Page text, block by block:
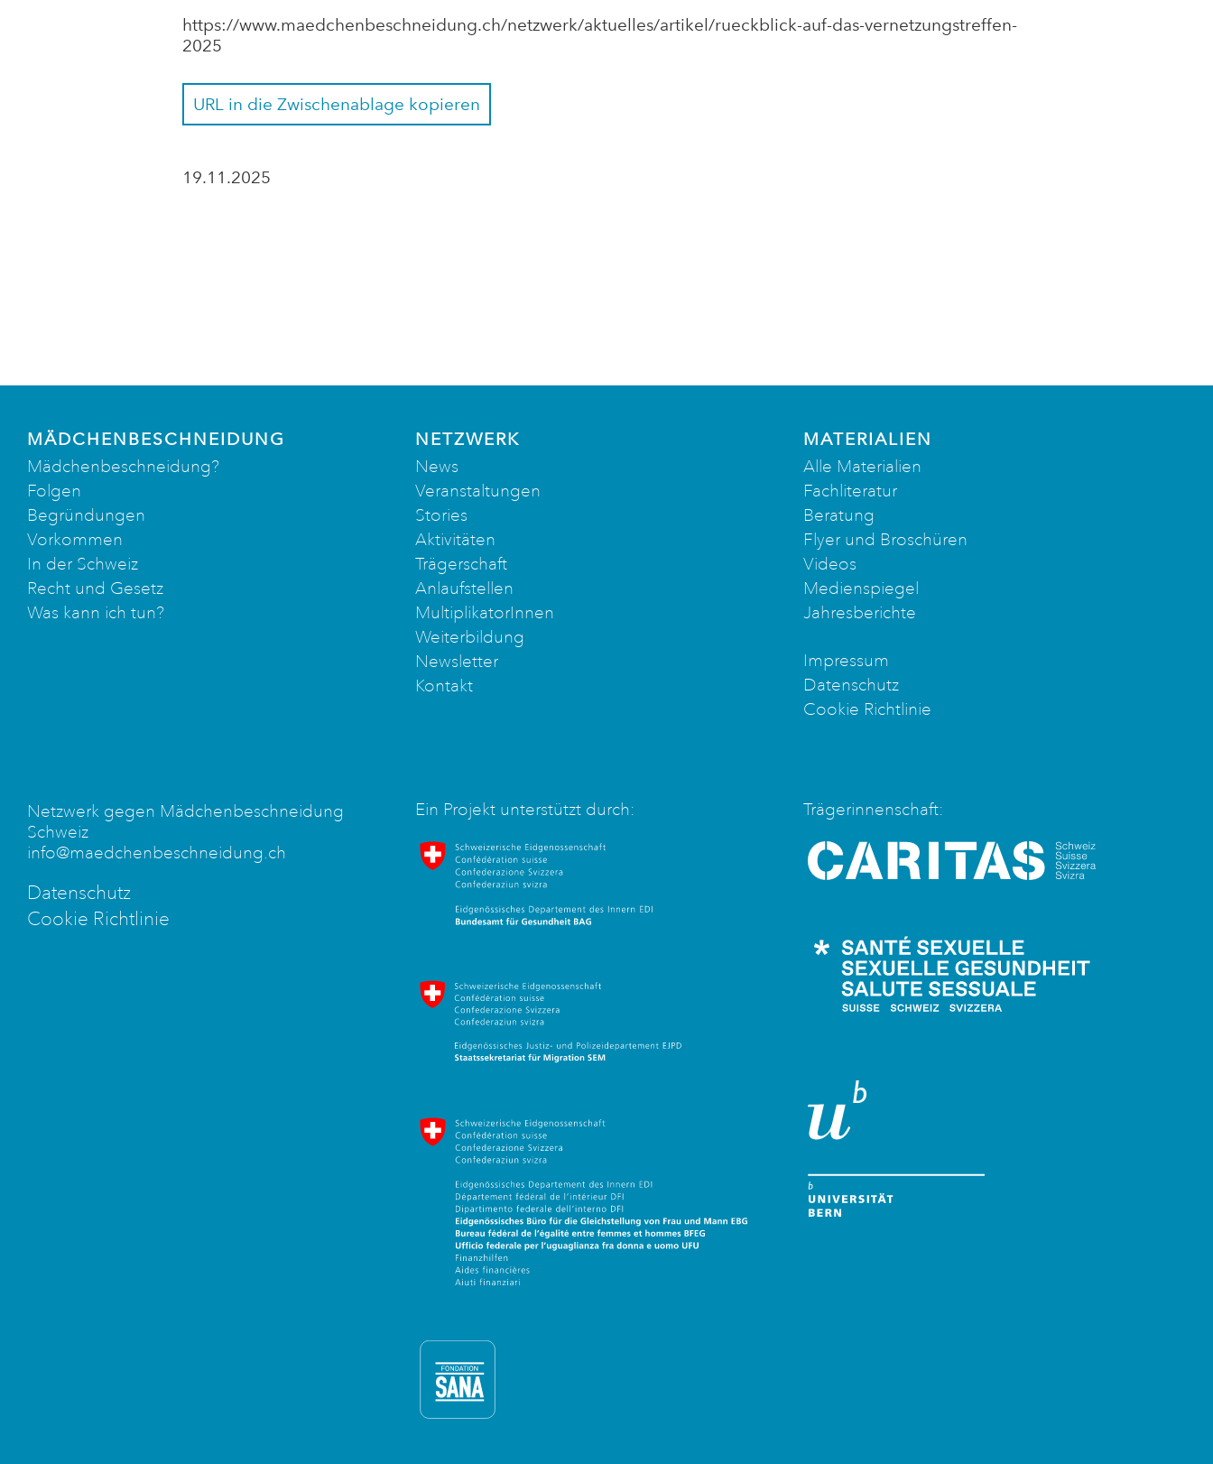
https://www.maedchenbeschneidung.ch/netzwerk/aktuelles/artikel/rueckblick-auf-das-vernetzungstreffen-
2025
URL in die Zwischenablage kopieren
19.11.2025
MÄDCHENBESCHNEIDUNG
Mädchenbeschneidung?
Folgen
Begründungen
Vorkommen
In der Schweiz
Recht und Gesetz
Was kann ich tun?
NETZWERK
News
Veranstaltungen
Stories
Aktivitäten
Trägerschaft
Anlaufstellen
MultiplikatorInnen
Weiterbildung
Newsletter
Kontakt
MATERIALIEN
Alle Materialien
Fachliteratur
Beratung
Flyer und Broschüren
Videos
Medienspiegel
Jahresberichte
Impressum
Datenschutz
Cookie Richtlinie
Netzwerk gegen Mädchenbeschneidung
Schweiz
info@maedchenbeschneidung.ch
Datenschutz
Cookie Richtlinie
Ein Projekt unterstützt durch:
Bundesamt für Gesundheit
Staatssekretariat für Migration
Eidgenössische Büro für die Gleichstellung von Frau und Mann
Fondation Sana
Trägerinnenschaft:
Caritas Schweiz
Universität Bern